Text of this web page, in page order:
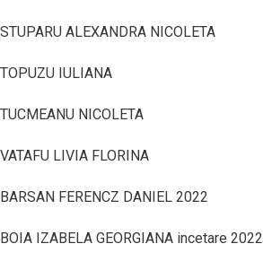
STUPARU ALEXANDRA NICOLETA
TOPUZU IULIANA
TUCMEANU NICOLETA
VATAFU LIVIA FLORINA
BARSAN FERENCZ DANIEL 2022
BOIA IZABELA GEORGIANA incetare 2022